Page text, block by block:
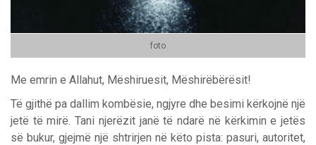
foto
Me emrin e Allahut, Mëshiruesit, Mëshirëbërësit!
Të gjithë pa dallim kombësie, ngjyre dhe besimi kërkojnë një
jetë të mirë. Tani njerëzit janë të ndarë në kërkimin e jetës
së bukur, gjejmë një shtrirjen në këto pista: pasuri, autoritet,